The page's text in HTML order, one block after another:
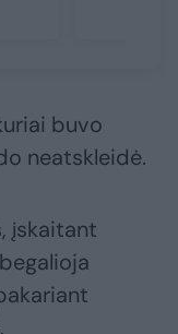
buvo
neatskleidė.
įskaitant